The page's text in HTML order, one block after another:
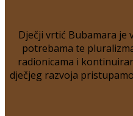
Dječji vrtić Bubamara
potrebama te
radionicama i
dječjeg razvoja